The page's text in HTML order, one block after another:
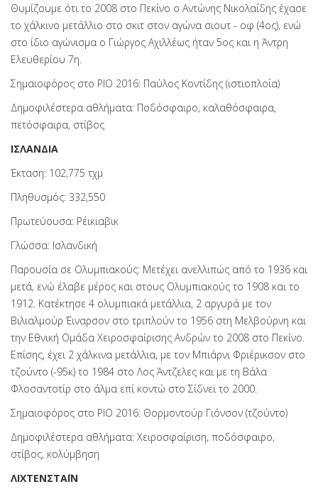
Θυμίζουμε ότι το 2008 στο Πεκίνο ο Αντώνης Νικολαΐδης έχασε
το χάλκινο μετάλλιο στο σκιτ στον αγώνα σιουτ - οφ (4ος), ενώ
στο ίδιο αγώνισμα ο Γιώργος Αχιλλέως ήταν 5ος και η Άντρη
Ελευθερίου 7η.
Σημαιοφόρος στο ΡΙΟ 2016: Παύλος Κοντίδης (ιστιοπλοΐα)
Δημοφιλέστερα αθλήματα: Ποδόσφαιρο, καλαθόσφαιρα,
πετόσφαιρα, στίβος
ΙΣΛΑΝΔΙΑ
Έκταση: 102,775 τχμ
Πληθυσμός: 332,550
Πρωτεύουσα: Ρέικιαβικ
Γλώσσα: Ισλανδική
Παρουσία σε Ολυμπιακούς: Μετέχει ανελλιπώς από το 1936 και
μετά, ενώ έλαβε μέρος και στους Ολυμπιακούς το 1908 και το
1912. Κατέκτησε 4 ολυμπιακά μετάλλια, 2 αργυρά με τον
Βιλιαλμούρ Έιναρσον στο τριπλούν το 1956 στη Μελβούρνη και
την Εθνική Ομάδα Χειροσφαίρισης Ανδρών το 2008 στο Πεκίνο.
Επίσης, έχει 2 χάλκινα μετάλλια, με τον Μπιάρνι Φριέρικσον στο
τζούντο (-95κ) το 1984 στο Λος Άντζελες και με τη Βάλα
Φλοσαντοτίρ στο άλμα επί κοντώ στο Σίδνεϊ το 2000.
Σημαιοφόρος στο ΡΙΟ 2016: Θορμοντούρ Γιόνσον (τζούντο)
Δημοφιλέστερα αθλήματα: Χειροσφαίριση, ποδόσφαιρο,
στίβος, κολύμβηση
ΛΙΧΤΕΝΣΤΑΪΝ